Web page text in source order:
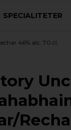
SPECIALITETER
46% alc. 70 cl.